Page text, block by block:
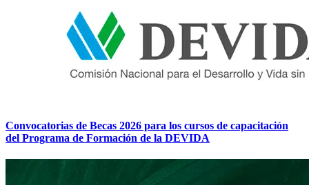
Convocatorias de Becas 2026 para los cursos de capacitación
del Programa de Formación de la DEVIDA